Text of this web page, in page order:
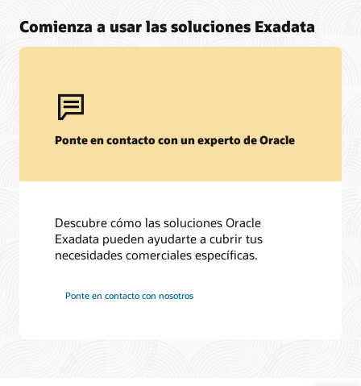
Comienza a usar las soluciones Exadata
Ponte en contacto con un experto de Oracle
Descubre cómo las soluciones Oracle
Exadata pueden ayudarte a cubrir tus
necesidades comerciales específicas.
Ponte en contacto con nosotros